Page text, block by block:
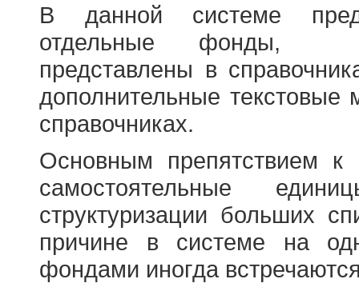
В данной системе
отдельные фонды,
представлены в
дополнительные
справочниках.
Основным препятствием
самостоятельные
структуризации больших
причине в системе на
фондами иногда